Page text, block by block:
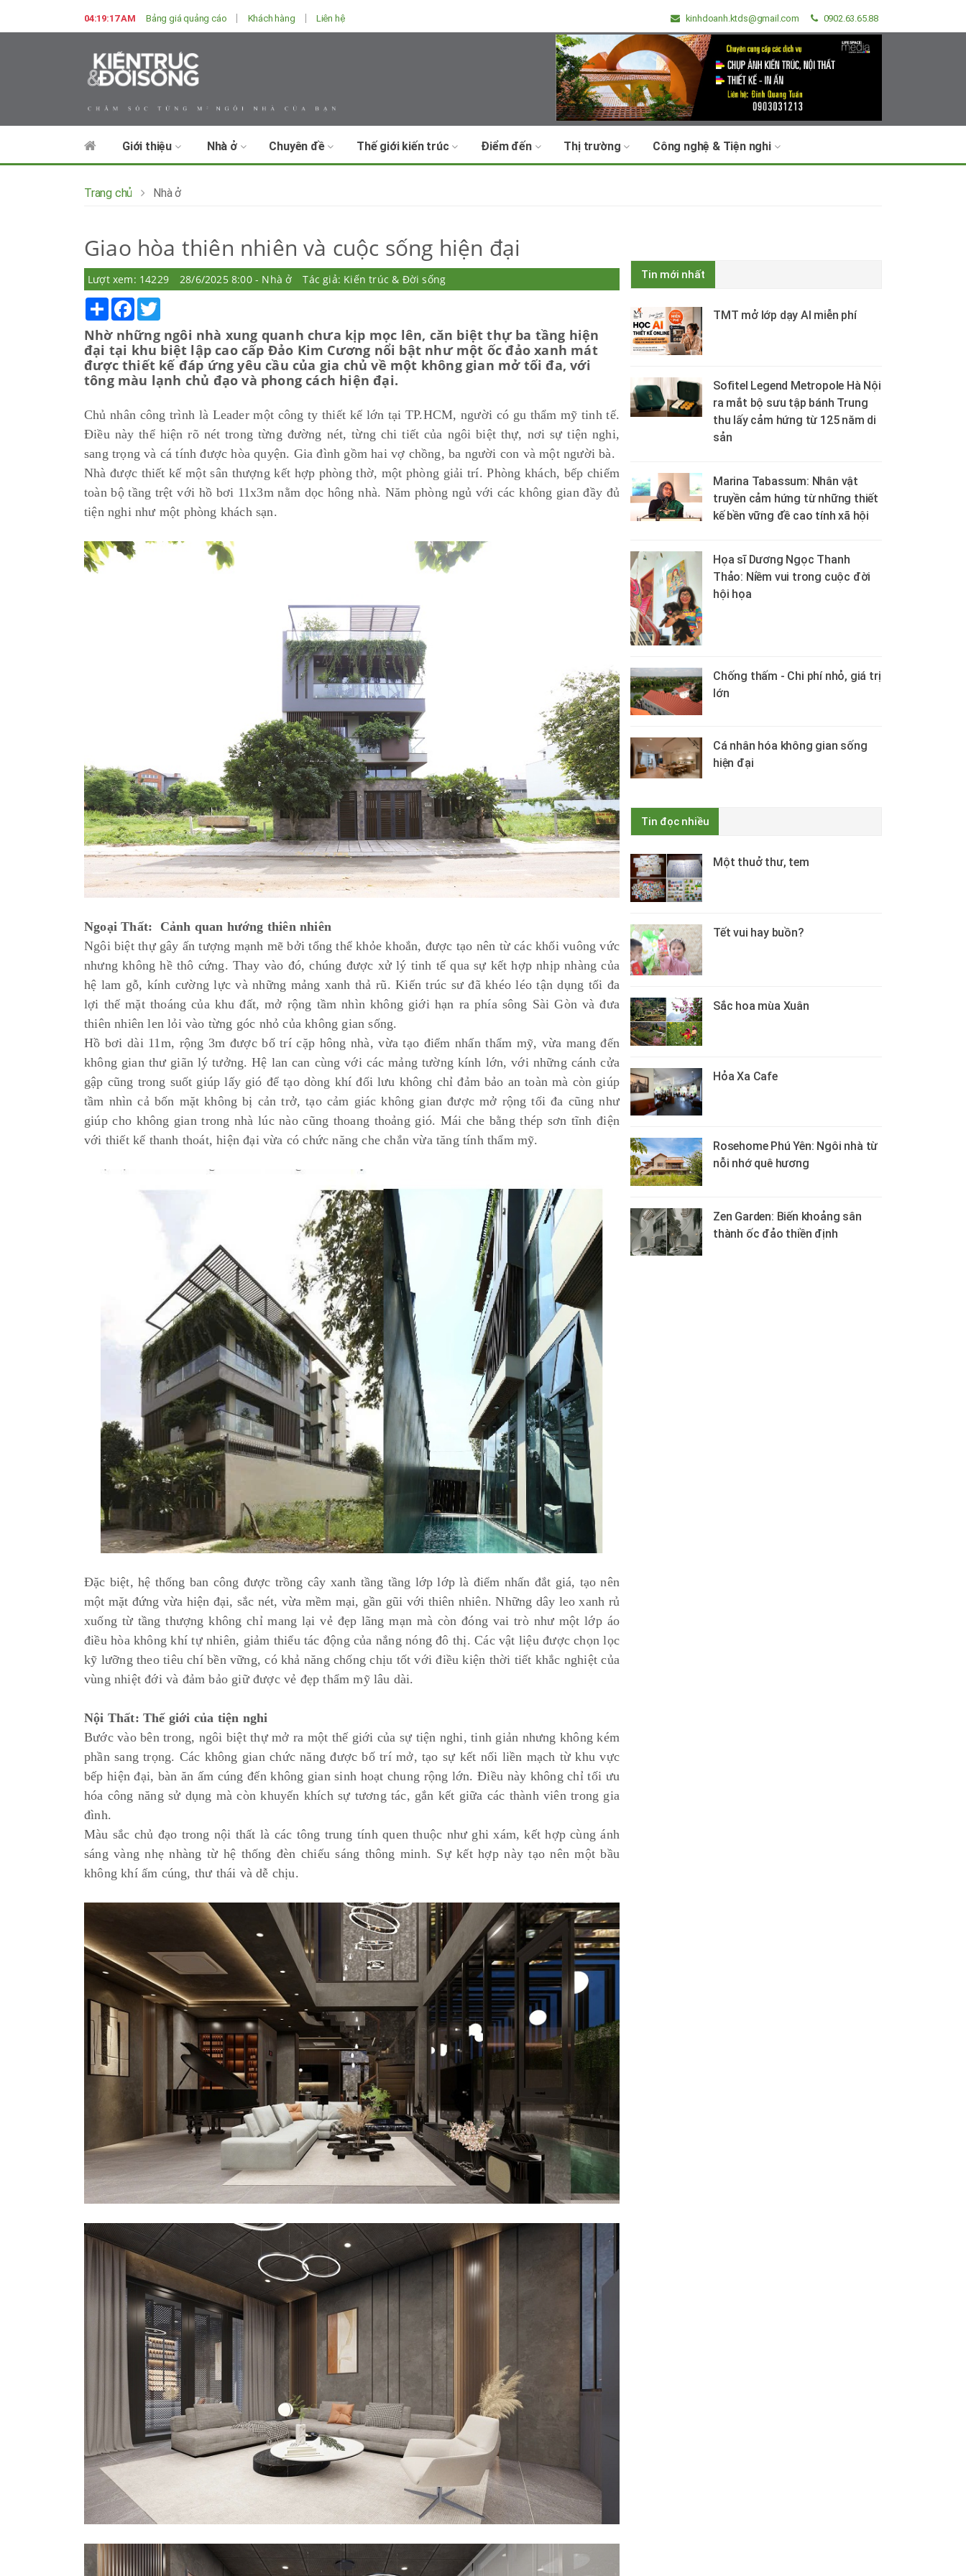
04:19:19 AM Bảng giá quảng cáo Khách hàng Liên hệ kinhdoanh.ktds@gmail.com 0902.63.65.88
Giới thiệu Nhà ở Chuyên đề Thế giới kiến trúc Điểm đến Thị trường Công nghệ & Tiện nghi
Trang chủ Nhà ở
Giao hòa thiên nhiên và cuộc sống hiện đại
Lượt xem: 14229 28/6/2025 8:00 - Nhà ở
Tác giả: Kiến trúc & Đời sống
Share Facebook
Nhờ những ngôi nhà xung quanh chưa kịp mọc lên, căn biệt thự ba tầng hiện
đại tại khu biệt lập cao cấp Đảo Kim Cương nổi bật như một ốc đảo xanh mát
được thiết kế đáp ứng yêu cầu của gia chủ về một không gian mở tối đa, với
tông màu lạnh chủ đạo và phong cách hiện đại.
Chủ nhân công trình là Leader một công ty thiết kế lớn tại TP.HCM, người có gu thẩm mỹ tinh tế.
Điều này thể hiện rõ nét trong từng đường nét, từng chi tiết của ngôi biệt thự, nơi sự tiện nghi,
sang trọng và cá tính được hòa quyện. Gia đình gồm hai vợ chồng, ba người con và một người bà.
Nhà được thiết kế một sân thượng kết hợp phòng thờ, một phòng giải trí. Phòng khách, bếp chiếm
toàn bộ tầng trệt với hồ bơi 11x3m nằm dọc hông nhà. Năm phòng ngủ với các không gian đầy đủ
tiện nghi như một phòng khách sạn.
Ngoại Thất: Cảnh quan hướng thiên nhiên
Ngôi biệt thự gây ấn tượng mạnh mẽ bởi tổng thể khỏe khoắn, được tạo nên từ các khối vuông vức
nhưng không hề thô cứng. Thay vào đó, chúng được xử lý tinh tế qua sự kết hợp nhịp nhàng của
hệ lam gỗ, kính cường lực và những mảng xanh thả rũ. Kiến trúc sư đã khéo léo tận dụng tối đa
lợi thế mặt thoáng của khu đất, mở rộng tầm nhìn không giới hạn ra phía sông Sài Gòn và đưa
thiên nhiên len lỏi vào từng góc nhỏ của không gian sống.
Hồ bơi dài 11m, rộng 3m được bố trí cặp hông nhà, vừa tạo điểm nhấn thẩm mỹ, vừa mang đến
không gian thư giãn lý tưởng. Hệ lan can cùng với các mảng tường kính lớn, với những cánh cửa
gập cũng trong suốt giúp lấy gió để tạo dòng khí đối lưu không chỉ đảm bảo an toàn mà còn giúp
tầm nhìn cả bốn mặt không bị cản trở, tạo cảm giác không gian được mở rộng tối đa cũng như
giúp cho không gian trong nhà lúc nào cũng thoang thoảng gió. Mái che bằng thép sơn tĩnh điện
với thiết kế thanh thoát, hiện đại vừa có chức năng che chắn vừa tăng tính thẩm mỹ.
Đặc biệt, hệ thống ban công được trồng cây xanh tầng tầng lớp lớp là điểm nhấn đắt giá, tạo nên
một mặt đứng vừa hiện đại, sắc nét, vừa mềm mại, gần gũi với thiên nhiên. Những dây leo xanh rủ
xuống từ tầng thượng không chỉ mang lại vẻ đẹp lãng mạn mà còn đóng vai trò như một lớp áo
điều hòa không khí tự nhiên, giảm thiểu tác động của nắng nóng đô thị. Các vật liệu được chọn lọc
kỹ lưỡng theo tiêu chí bền vững, có khả năng chống chịu tốt với điều kiện thời tiết khắc nghiệt của
vùng nhiệt đới và đảm bảo giữ được vẻ đẹp thẩm mỹ lâu dài.
Nội Thất: Thế giới của tiện nghi
Bước vào bên trong, ngôi biệt thự mở ra một thế giới của sự tiện nghi, tinh giản nhưng không kém
phần sang trọng. Các không gian chức năng được bố trí mở, tạo sự kết nối liền mạch từ khu vực
bếp hiện đại, bàn ăn ấm cúng đến không gian sinh hoạt chung rộng lớn. Điều này không chỉ tối ưu
hóa công năng sử dụng mà còn khuyến khích sự tương tác, gắn kết giữa các thành viên trong gia
đình.
Màu sắc chủ đạo trong nội thất là các tông trung tính quen thuộc như ghi xám, kết hợp cùng ánh
sáng vàng nhẹ nhàng từ hệ thống đèn chiếu sáng thông minh. Sự kết hợp này tạo nên một bầu
không khí ấm cúng, thư thái và dễ chịu.
Tin mới nhất
TMT mở lớp dạy AI miễn phí
Sofitel Legend Metropole Hà Nội
ra mắt bộ sưu tập bánh Trung
thu lấy cảm hứng từ 125 năm di
sản
Marina Tabassum: Nhân vật
truyền cảm hứng từ những thiết
kế bền vững đề cao tính xã hội
Họa sĩ Dương Ngọc Thanh
Thảo: Niềm vui trong cuộc đời
hội họa
Chống thấm - Chi phí nhỏ, giá trị
lớn
Cá nhân hóa không gian sống
hiện đại
Tin đọc nhiều
Một thuở thư, tem
Tết vui hay buồn?
Sắc hoa mùa Xuân
Hỏa Xa Cafe
Rosehome Phú Yên: Ngôi nhà từ
nỗi nhớ quê hương
Zen Garden: Biến khoảng sân
thành ốc đảo thiền định